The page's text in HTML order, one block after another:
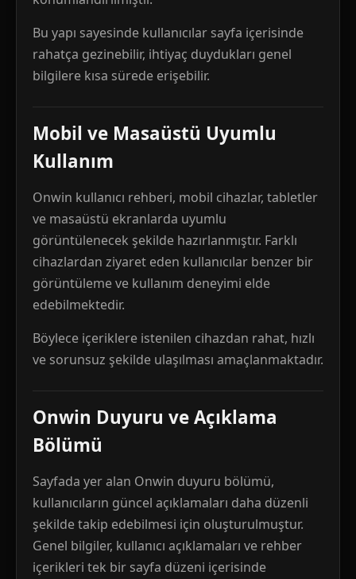
Bu yapı sayesinde kullanıcılar sayfa içerisinde
rahatça gezinebilir, ihtiyaç duydukları genel
bilgilere kısa sürede erişebilir.
Mobil ve Masaüstü Uyumlu
Kullanım
Onwin kullanıcı rehberi, mobil cihazlar, tabletler
ve masaüstü ekranlarda uyumlu
görüntülenecek şekilde hazırlanmıştır. Farklı
cihazlardan ziyaret eden kullanıcılar benzer bir
görüntüleme ve kullanım deneyimi elde
edebilmektedir.
Böylece içeriklere istenilen cihazdan rahat, hızlı
ve sorunsuz şekilde ulaşılması amaçlanmaktadır.
Onwin Duyuru ve Açıklama
Bölümü
Sayfada yer alan Onwin duyuru bölümü,
kullanıcıların güncel açıklamaları daha düzenli
şekilde takip edebilmesi için oluşturulmuştur.
Genel bilgiler, kullanıcı açıklamaları ve rehber
içerikleri tek bir sayfa düzeni içerisinde